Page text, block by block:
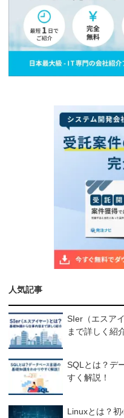
人気記事
SIer（エスア
まで詳しく紹
SQLとは？デ
すく解説！
Linuxとは？初